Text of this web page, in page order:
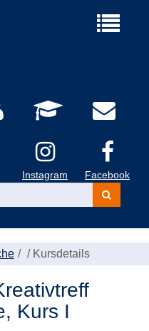
Menü
Instagram Facebook
Kurse
suchen
/ Kursdetails
Kurs I